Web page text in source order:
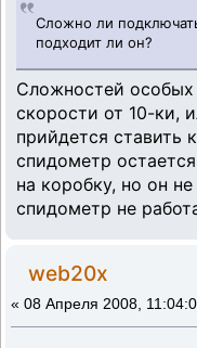
Сложно ли
подходит ли он?
Сложностей особых
скорости от 10-ки,
прийдется ставить
спидометр
на коробку, но он
спидометр не
web20x
« 08 Апреля 2008,